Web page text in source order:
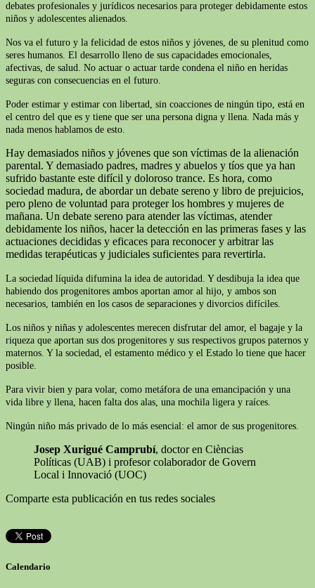
debates profesionales y jurídicos necesarios para proteger debidamente estos
niños y adolescentes alienados.
Nos va el futuro y la felicidad de estos niños y jóvenes, de su plenitud como
seres humanos. El desarrollo lleno de sus capacidades emocionales,
afectivas, de salud. No actuar o actuar tarde condena el niño en heridas
seguras con consecuencias en el futuro.
Poder estimar y estimar con libertad, sin coacciones de ningún tipo, está en
el centro del que es y tiene que ser una persona digna y llena. Nada más y
nada menos hablamos de esto.
Hay demasiados niños y jóvenes que son víctimas de la alienación
parental. Y demasiado padres, madres y abuelos y tíos que ya han
sufrido bastante este difícil y doloroso trance. Es hora, como
sociedad madura, de abordar un debate sereno y libro de prejuicios,
pero pleno de voluntad para proteger los hombres y mujeres de
mañana. Un debate sereno para atender las víctimas, atender
debidamente los niños, hacer la detección en las primeras fases y las
actuaciones decididas y eficaces para reconocer y arbitrar las
medidas terapéuticas y judiciales suficientes para revertirla.
La sociedad líquida difumina la idea de autoridad. Y desdibuja la idea que
habiendo dos progenitores ambos aportan amor al hijo, y ambos son
necesarios, también en los casos de separaciones y divorcios difíciles.
Los niños y niñas y adolescentes merecen disfrutar del amor, el bagaje y la
riqueza que aportan sus dos progenitores y sus respectivos grupos paternos y
maternos. Y la sociedad, el estamento médico y el Estado lo tiene que hacer
posible.
Para vivir bien y para volar, como metáfora de una emancipación y una
vida libre y llena, hacen falta dos alas, una mochila ligera y raíces.
Ningún niño más privado de lo más esencial: el amor de sus progenitores.
Josep Xurigué Camprubí, doctor en Cièncias
Políticas (UAB) i profesor colaborador de Govern
Local i Innovació (UOC)
Comparte esta publicación en tus redes sociales
Calendario